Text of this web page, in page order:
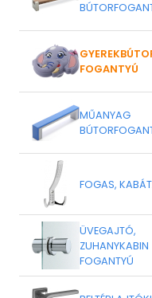
FOGANTYÚ
MŰANYAG
FOGAS,
ÜVEGAJTÓ,
ZUHANYKABIN
FOGANTYÚ